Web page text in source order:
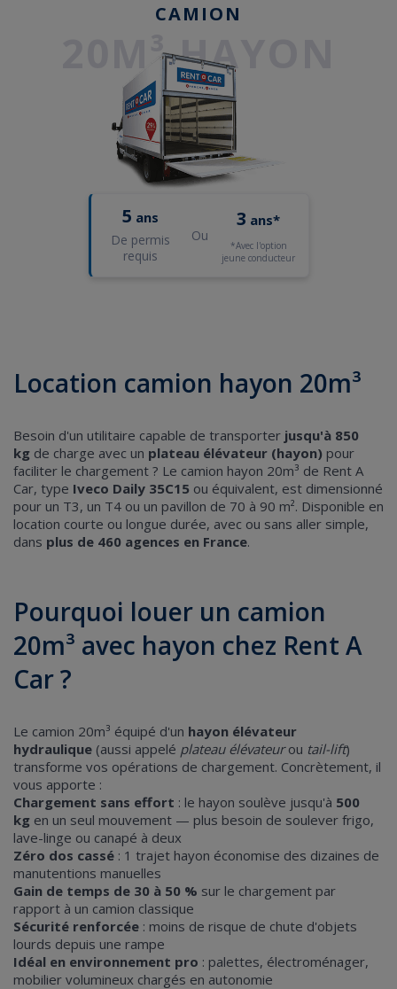
CAMION
20M³ HAYON
5 ans
De permis
requis
Ou
3 ans*
*Avec l'option
jeune conducteur
Location camion hayon 20m³
Besoin d'un utilitaire capable de transporter jusqu'à 850
kg de charge avec un plateau élévateur (hayon) pour
faciliter le chargement ? Le camion hayon 20m³ de Rent A
Car, type Iveco Daily 35C15 ou équivalent, est dimensionné
pour un T3, un T4 ou un pavillon de 70 à 90 m². Disponible en
location courte ou longue durée, avec ou sans aller simple,
dans plus de 460 agences en France.
Pourquoi louer un camion
20m³ avec hayon chez Rent A
Car ?
Le camion 20m³ équipé d'un hayon élévateur
hydraulique (aussi appelé plateau élévateurou tail-lift)
transforme vos opérations de chargement. Concrètement, il
vous apporte :
Chargement sans effort : le hayon soulève jusqu'à 500
kg en un seul mouvement — plus besoin de soulever frigo,
lave-linge ou canapé à deux
Zéro dos cassé : 1 trajet hayon économise des dizaines de
manutentions manuelles
Gain de temps de 30 à 50 % sur le chargement par
rapport à un camion classique
Sécurité renforcée : moins de risque de chute d'objets
lourds depuis une rampe
Idéal en environnement pro : palettes, électroménager,
mobilier volumineux chargés en autonomie